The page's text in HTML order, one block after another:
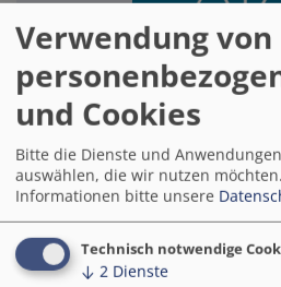
Wirtschaft & Recht
Hier erhalten
Wissen zu Datenschutz,
kommunalwirtschaftlichen
Verwendung von
und Cookies
Bitte die Dienste und
auswählen, die wir nutzen möchten.
Informationen bitte unsere
Technisch notwendige
↓ 2 Dienste